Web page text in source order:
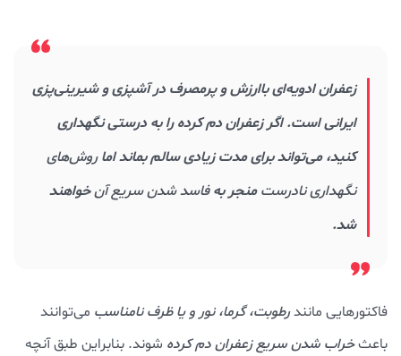
زعفران ادویه‌ای باارزش و پرمصرف در آشپزی و شیرینی‌پزی
ایرانی است. اگر زعفران دم کرده را به درستی نگهداری
کنید، می‌تواند برای مدت زیادی سالم بماند اماروش‌های
نگهداری نادرستمنجر بهفاسد شدن سریع آنخواهند
شد.
فاکتورهایی مانندرطوبت، گرما، نور و یا ظرف نامناسب می‌توانند
باعثخراب شدن سریع زعفران دم کرده شوند. بنابراین طبق آنچه